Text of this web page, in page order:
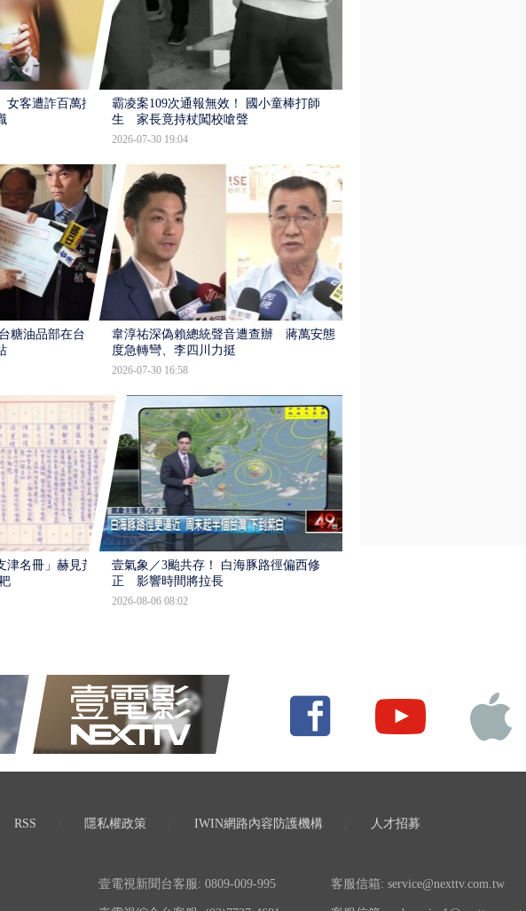
客遭詐百萬提
霸凌案109次通報無效！ 國小童棒打師
生 家長竟持杖闖校嗆聲
2026-07-30 19:04
糖油品部在台
韋淳祐深偽賴總統聲音遭查辦 蔣萬安態
度急轉彎、李四川力挺
2026-07-30 16:58
名冊」赫見黃
壹氣象／3颱共存！ 白海豚路徑偏西修
正 影響時間將拉長
2026-08-06 08:02
RSS 隱私權政策 IWIN網路內容防護機構 人才招募
壹電視新聞台客服: 0809-009-995 客服信箱: service@nexttv.com.tw